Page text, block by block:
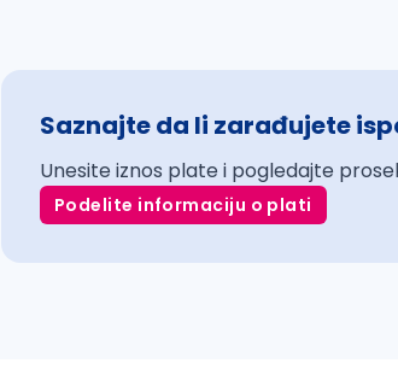
Saznajte da li zarađujete
Unesite iznos plate i pogledajte
Podelite informaciju o plati